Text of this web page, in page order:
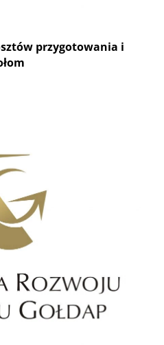
przygotowania i